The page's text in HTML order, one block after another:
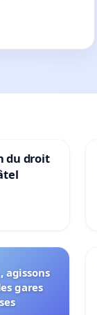
du droit
agissons
gares